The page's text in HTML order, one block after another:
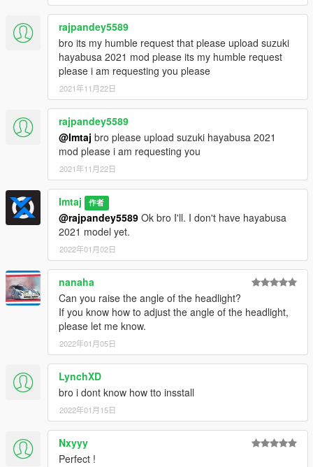
rajpandey5589
bro its my humble request that please upload suzuki
hayabusa 2021 mod please its my humble request
please i am requesting you please
2021年11月22日
rajpandey5589
@Imtaj bro please upload suzuki hayabusa 2021
mod please i am requesting you
2021年11月22日
Imtaj 作者
@rajpandey5589 Ok bro I'll. I don't have hayabusa
2021 model yet.
2022年01月02日
nanaha
Can you raise the angle of the headlight?
If you know how to adjust the angle of the headlight,
please let me know.
2022年01月05日
LynchXD
bro i dont know how tto insstall
2022年01月15日
Nxyyy
Perfect !